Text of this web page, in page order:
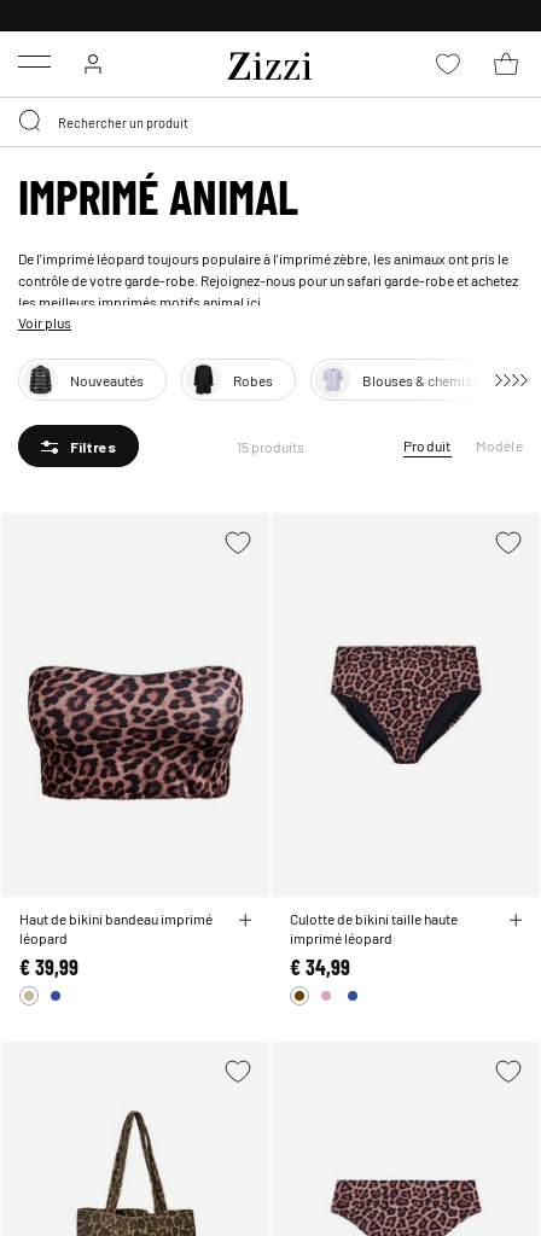
Menu
IMPRIMÉ ANIMAL
De l'imprimé léopard toujours populaire à l'imprimé zèbre, les animaux ont pris le
contrôle de votre garde-robe. Rejoignez-nous pour un safari garde-robe et achetez
les meilleurs imprimés motifs animal ici.
Voir plus
Nouveautés Robes Blouses & chemises
Filtres 15 produits Produit Modèle
Haut de bikini bandeau imprimé
léopard
€ 39,99
Culotte de bikini taille haute
imprimé léopard
€ 34,99